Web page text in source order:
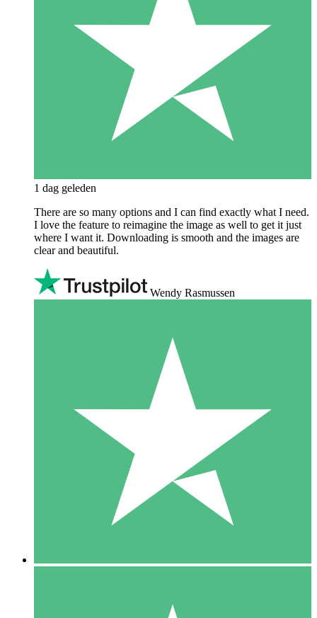
1 dag geleden
There are so many options and I can find exactly what I need.
I love the feature to reimagine the image as well to get it just
where I want it. Downloading is smooth and the images are
clear and beautiful.
Wendy Rasmussen